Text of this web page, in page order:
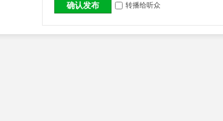
确认发布 转播给听众